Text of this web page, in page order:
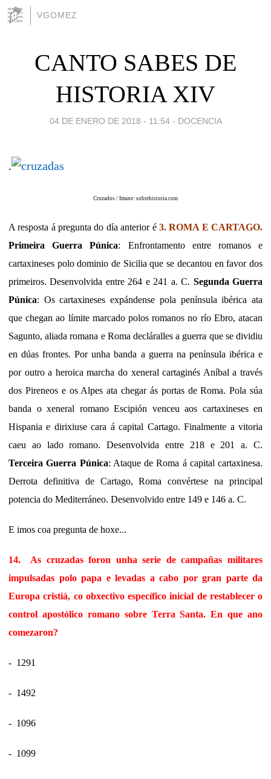
VGOMEZ
CANTO SABES DE
HISTORIA XIV
04 DE ENERO DE 2018 - 11:54 - DOCENCIA
.
Cruzados / Imaxe: sobrehistoria.com
A resposta á pregunta do día anterior é 3. ROMA E CARTAGO.
Primeira Guerra Púnica: Enfrontamento entre romanos e
cartaxineses polo dominio de Sicilia que se decantou en favor dos
primeiros. Desenvolvida entre 264 e 241 a. C. Segunda Guerra
Púnica: Os cartaxineses expándense pola península ibérica ata
que chegan ao límite marcado polos romanos no río Ebro, atacan
Sagunto, aliada romana e Roma decláralles a guerra que se dividiu
en dúas frontes. Por unha banda a guerra na península ibérica e
por outro a heroica marcha do xeneral cartaginés Aníbal a través
dos Pireneos e os Alpes ata chegar ás portas de Roma. Pola súa
banda o xeneral romano Escipión venceu aos cartaxineses en
Hispania e dirixiuse cara á capital Cartago. Finalmente a vitoria
caeu ao lado romano. Desenvolvida entre 218 e 201 a. C.
Terceira Guerra Púnica: Ataque de Roma á capital cartaxinesa.
Derrota definitiva de Cartago, Roma convértese na principal
potencia do Mediterráneo. Desenvolvido entre 149 e 146 a. C.
E imos coa pregunta de hoxe...
14.
As cruzadas foron unha serie de campañas militares
impulsadas polo papa e levadas a cabo por gran parte da
Europa cristiá, co obxectivo específico inicial de restablecer o
control apostólico romano sobre Terra Santa. En que ano
comezaron?
- 1291
- 1492
- 1096
- 1099